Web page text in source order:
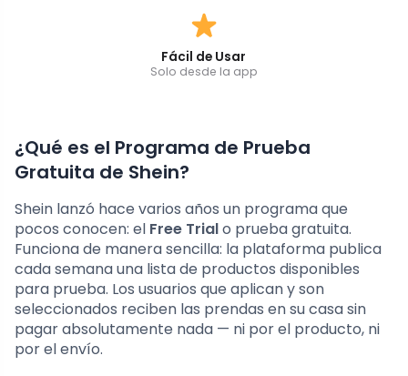
Fácil de Usar
Solo desde la app
¿Qué es el Programa de Prueba
Gratuita de Shein?
Shein lanzó hace varios años un programa que
pocos conocen: el Free Trialo prueba gratuita.
Funciona de manera sencilla: la plataforma publica
cada semana una lista de productos disponibles
para prueba. Los usuarios que aplican y son
seleccionados reciben las prendas en su casa sin
pagar absolutamente nada — ni por el producto, ni
por el envío.